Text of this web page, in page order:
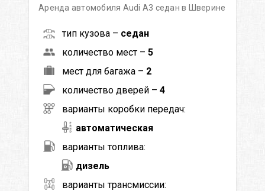
Аренда автомобиля Audi A3 седан в Шверине
тип кузова – седан
количество мест – 5
мест для багажа – 2
количество дверей – 4
варианты коробки передач:
автоматическая
варианты топлива:
дизель
варианты трансмиссии: